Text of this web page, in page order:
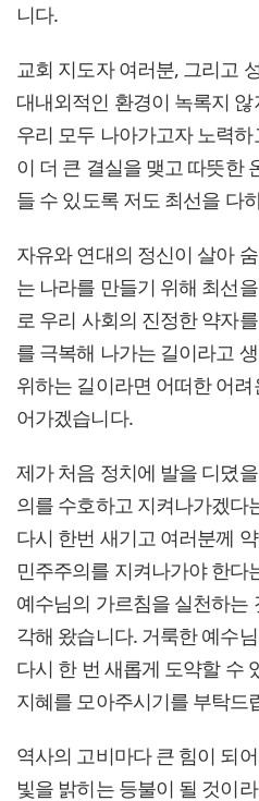
니다.
교회 지도자 여러분, 그리고
대내외적인 환경이 녹록지
우리 모두 나아가고자 노력
이 더 큰 결실을 맺고 따뜻한
들 수 있도록 저도 최선을 다
자유와 연대의 정신이 살아
는 나라를 만들기 위해 최선
로 우리 사회의 진정한 약자
를 극복해 나가는 길이라고
위하는 길이라면 어떠한 어
어가겠습니다.
제가 처음 정치에 발을 디뎠
의를 수호하고 지켜나가겠다
다시 한번 새기고 여러분께
민주주의를 지켜나가야 한다
예수님의 가르침을 실천하는
각해 왔습니다. 거룩한 예수
다시 한 번 새롭게 도약할 수
지혜를 모아주시기를 부탁드
역사의 고비마다 큰 힘이 되
빛을 밝히는 등불이 될 것이